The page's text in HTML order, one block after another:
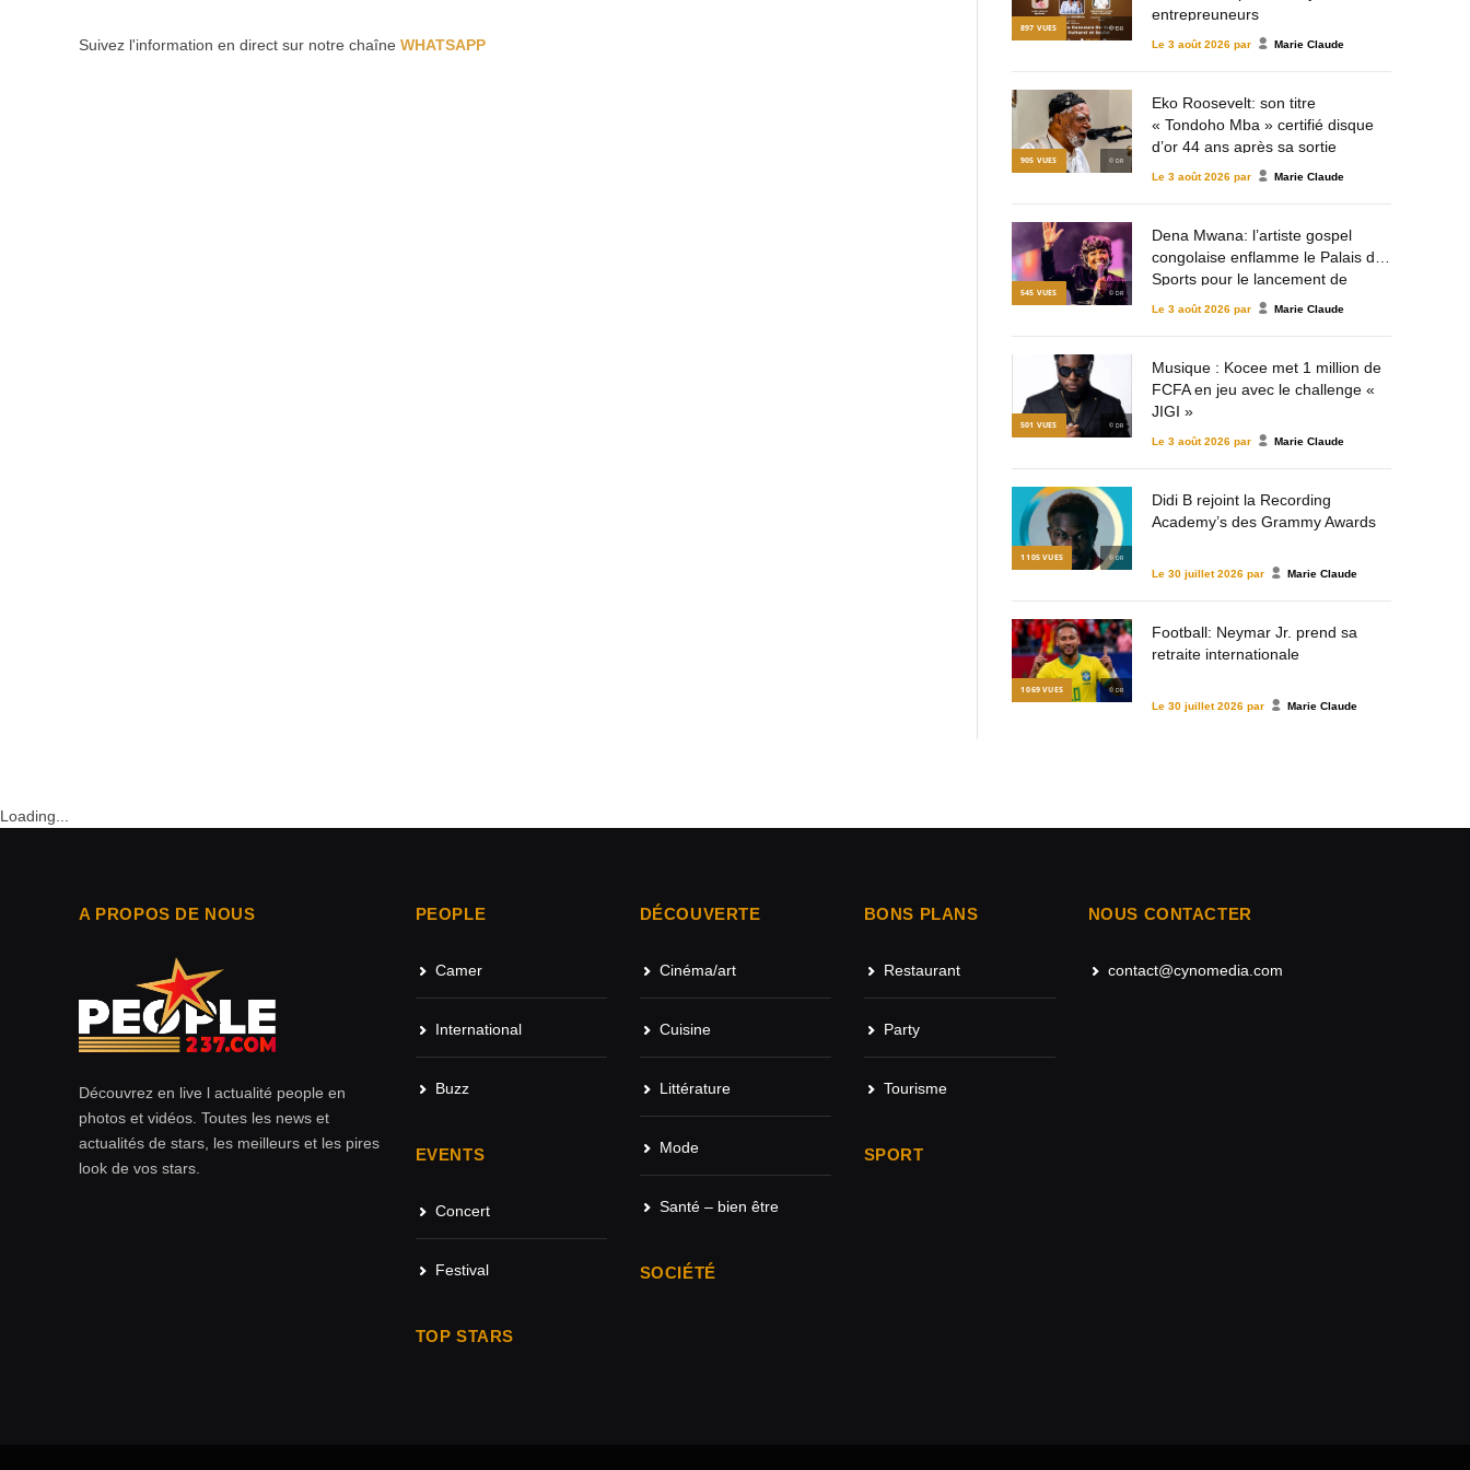
Suivez l'information en direct sur notre chaîne WHATSAPP
897 VUES © DR
entrepreuneurs
Le 3 août 2026 par Marie Claude
905 VUES © DR
Eko Roosevelt: son titre
« Tondoho Mba » certifié disque
d’or 44 ans après sa sortie
Le 3 août 2026 par Marie Claude
545 VUES © DR
Dena Mwana: l’artiste gospel
congolaise enflamme le Palais des
Sports pour le lancement de
Mulema Gospel Talent
Le 3 août 2026 par Marie Claude
501 VUES © DR
Musique : Kocee met 1 million de
FCFA en jeu avec le challenge «
JIGI »
Le 3 août 2026 par Marie Claude
1 105 VUES © DR
Didi B rejoint la Recording
Academy’s des Grammy Awards
Le 30 juillet 2026 par Marie Claude
1 069 VUES © DR
Football: Neymar Jr. prend sa
retraite internationale
Le 30 juillet 2026 par Marie Claude
Loading...
A PROPOS DE NOUS
Découvrez en live l actualité people en
photos et vidéos. Toutes les news et
actualités de stars, les meilleurs et les pires
look de vos stars.
PEOPLE
Camer
International
Buzz
EVENTS
Concert
Festival
TOP STARS
DÉCOUVERTE
Cinéma/art
Cuisine
Littérature
Mode
Santé – bien être
SOCIÉTÉ
BONS PLANS
Restaurant
Party
Tourisme
SPORT
NOUS CONTACTER
contact@cynomedia.com